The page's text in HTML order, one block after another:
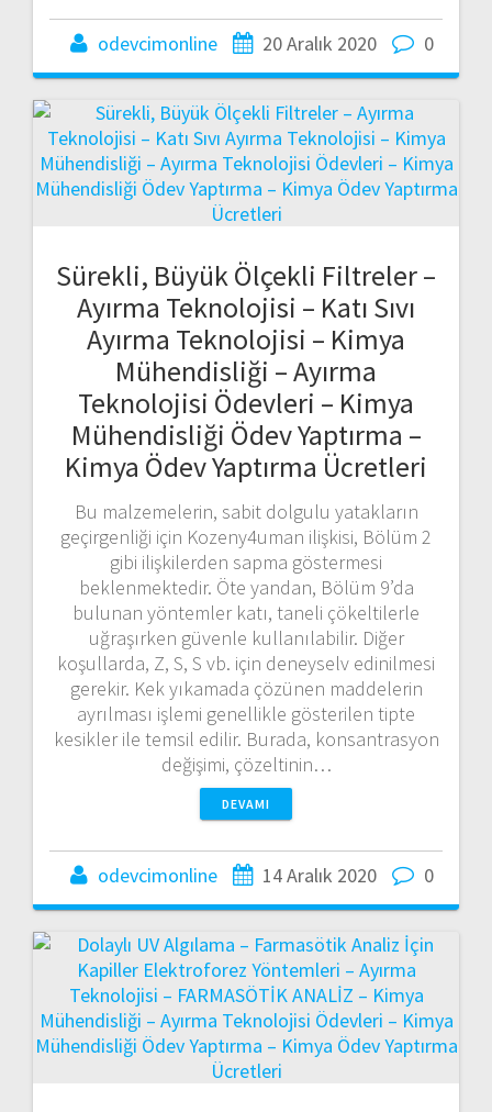
odevcimonline 20 Aralık 2020 0
Sürekli, Büyük Ölçekli Filtreler –
Ayırma Teknolojisi – Katı Sıvı
Ayırma Teknolojisi – Kimya
Mühendisliği – Ayırma
Teknolojisi Ödevleri – Kimya
Mühendisliği Ödev Yaptırma –
Kimya Ödev Yaptırma Ücretleri
Bu malzemelerin, sabit dolgulu yatakların
geçirgenliği için Kozeny4uman ilişkisi, Bölüm 2
gibi ilişkilerden sapma göstermesi
beklenmektedir. Öte yandan, Bölüm 9’da
bulunan yöntemler katı, taneli çökeltilerle
uğraşırken güvenle kullanılabilir. Diğer
koşullarda, Z, S, S vb. için deneyselv edinilmesi
gerekir. Kek yıkamada çözünen maddelerin
ayrılması işlemi genellikle gösterilen tipte
kesikler ile temsil edilir. Burada, konsantrasyon
değişimi, çözeltinin…
DEVAMI
odevcimonline 14 Aralık 2020 0